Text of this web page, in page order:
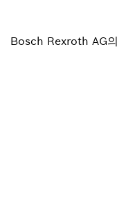
Bosch Rexroth AG